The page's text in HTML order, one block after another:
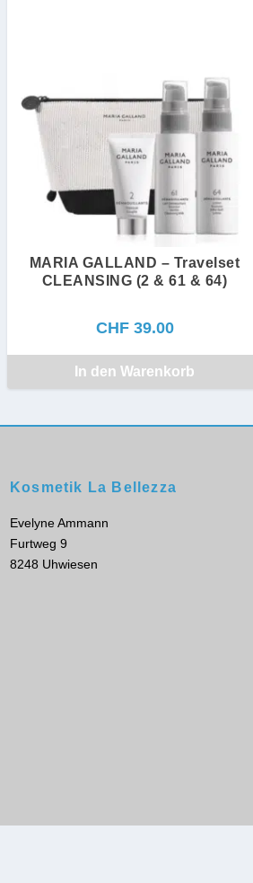
MARIA GALLAND – Travelset
CLEANSING (2 & 61 & 64)
CHF39.00
In den Warenkorb
Kosmetik La Bellezza
Evelyne Ammann
Furtweg 9
8248 Uhwiesen